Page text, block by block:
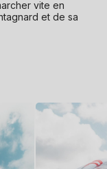
vite en
et de sa